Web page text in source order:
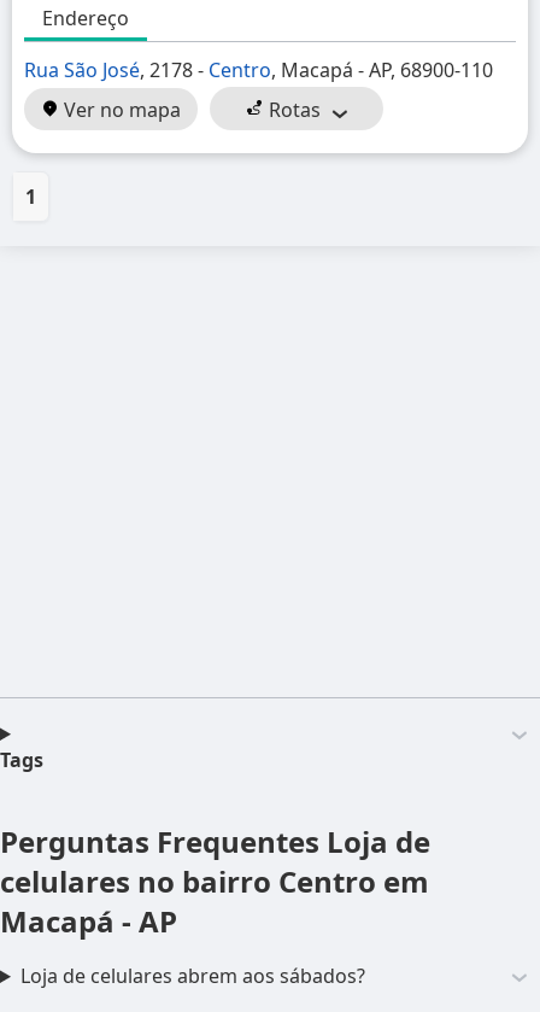
Endereço
Rua São José, 2178 - Centro, Macapá - AP, 68900-110
Ver no mapa
Rotas
1
Tags
Perguntas Frequentes Loja de
celulares no bairro Centro em
Macapá - AP
Loja de celulares abrem aos sábados?